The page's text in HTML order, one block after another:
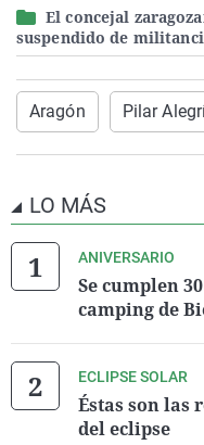
El concejal
suspendido de
Aragón Pilar
LO MÁS
ANIVERSARIO
Se cumplen
camping de
ECLIPSE SOLAR
Éstas son las
del eclipse